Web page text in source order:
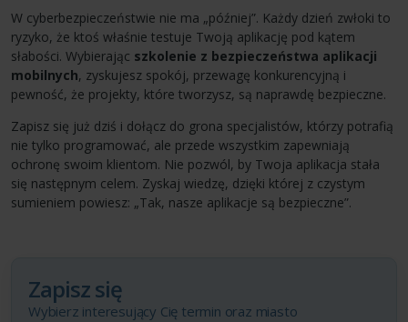
W cyberbezpieczeństwie nie ma „później”. Każdy dzień zwłoki to
ryzyko, że ktoś właśnie testuje Twoją aplikację pod kątem
słabości. Wybierając szkolenie z bezpieczeństwa aplikacji
mobilnych, zyskujesz spokój, przewagę konkurencyjną i
pewność, że projekty, które tworzysz, są naprawdę bezpieczne.
Zapisz się już dziś i dołącz do grona specjalistów, którzy potrafią
nie tylko programować, ale przede wszystkim zapewniają
ochronę swoim klientom. Nie pozwól, by Twoja aplikacja stała
się następnym celem. Zyskaj wiedzę, dzięki której z czystym
sumieniem powiesz: „Tak, nasze aplikacje są bezpieczne”.
Zapisz się
Wybierz interesujący Cię termin oraz miasto